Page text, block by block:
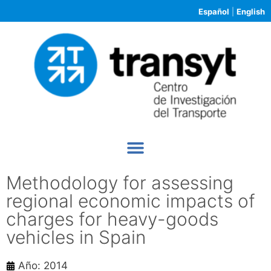
Español English
Methodology for assessing
regional economic impacts of
charges for heavy-goods
vehicles in Spain
Año: 2014